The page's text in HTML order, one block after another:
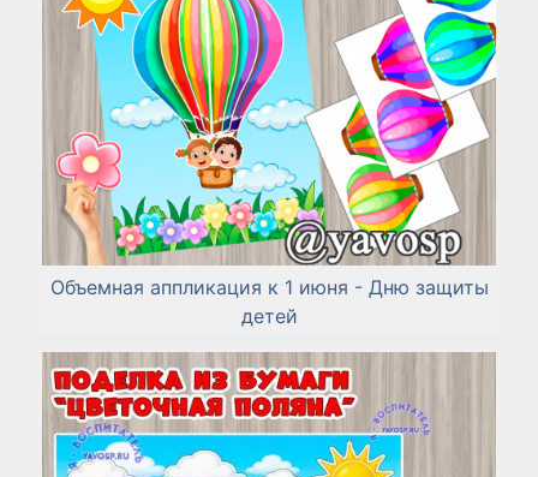
Объемная аппликация к 1 июня - Дню защиты
детей